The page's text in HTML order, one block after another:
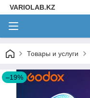
VARIOLAB.KZ
Товары и услуги
–19%